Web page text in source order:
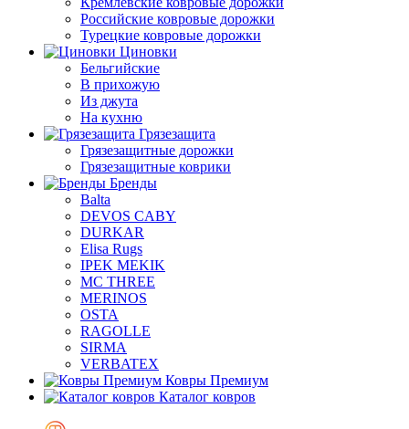
Российские ковровые дорожки
Турецкие ковровые дорожки
Циновки
Бельгийские
В прихожую
Из джута
На кухню
Грязезащита
Грязезащитные дорожки
Грязезащитные коврики
Бренды
Balta
DEVOS CABY
DURKAR
Elisa Rugs
IPEK MEKIK
MC THREE
MERINOS
OSTA
RAGOLLE
SIRMA
VERBATEX
Ковры Премиум
Каталог ковров